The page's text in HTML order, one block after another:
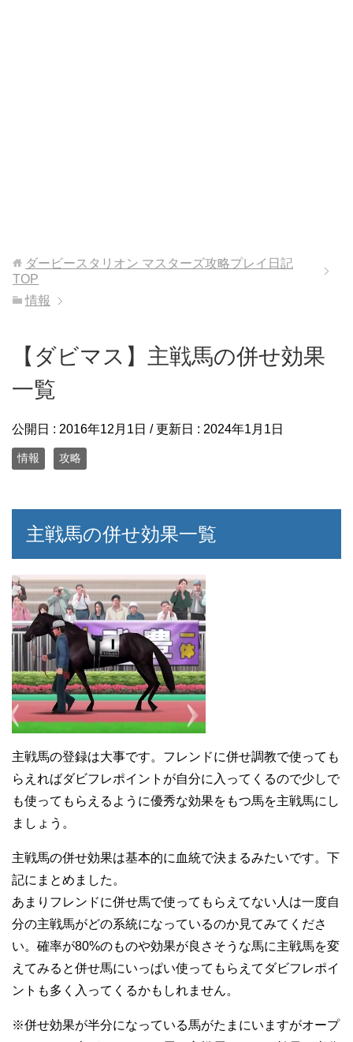
ダービースタリオン マスターズ攻略プレイ日記
TOP
情報
【ダビマス】主戦馬の併せ効果
一覧
公開日 : 2016年12月1日 / 更新日 : 2024年1月1日
情報 攻略
主戦馬の併せ効果一覧
主戦馬の登録は大事です。フレンドに併せ調教で使っても
らえればダビフレポイントが自分に入ってくるので少しで
も使ってもらえるように優秀な効果をもつ馬を主戦馬にし
ましょう。
主戦馬の併せ効果は基本的に血統で決まるみたいです。下
記にまとめました。
あまりフレンドに併せ馬で使ってもらえてない人は一度自
分の主戦馬がどの系統になっているのか見てみてくださ
い。確率が80%のものや効果が良さそうな馬に主戦馬を変
えてみると併せ馬にいっぱい使ってもらえてダビフレポイ
ントも多く入ってくるかもしれません。
※併せ効果が半分になっている馬がたまにいますがオープ